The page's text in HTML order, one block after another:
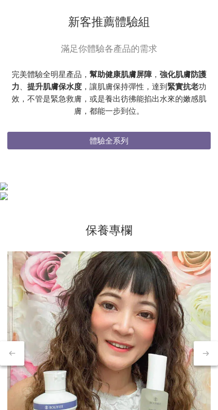
新客推薦體驗組
滿足你體驗各產品的需求
完美體驗全明星產品， 幫助健康肌膚屏障 ， 強化肌膚防護
力、 提升肌膚保水度 ，讓肌膚保持彈性，達到緊實抗老功
效，不管是緊急救膚，或是養出彷彿能掐出水來的嫩感肌
膚，都能一步到位。
體驗全系列
保養專欄